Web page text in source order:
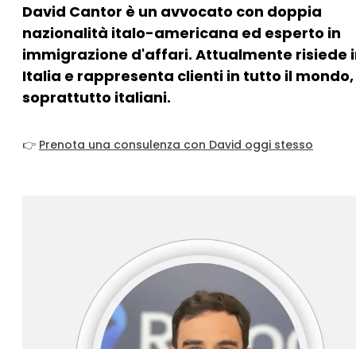
David Cantor è un avvocato con doppia
nazionalità italo-americana ed esperto in
immigrazione d'affari. Attualmente risiede
Italia e rappresenta clienti in tutto il mondo,
soprattutto italiani.
👉 Prenota una consulenza con David oggi stesso